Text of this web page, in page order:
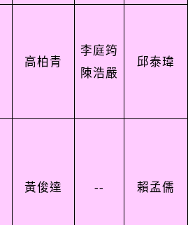
高柏青
李庭筠
陳浩嚴
邱泰瑋
黃俊達 -- 賴孟儒